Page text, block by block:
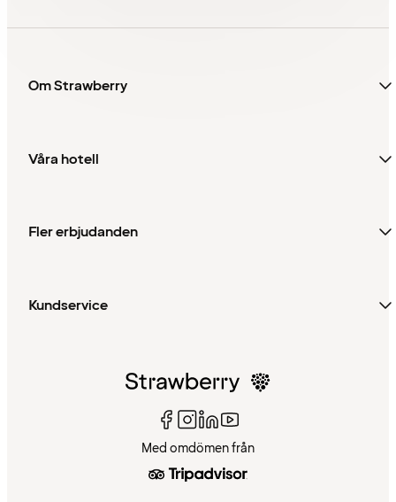
Om Strawberry
Våra hotell
Fler erbjudanden
Kundservice
Med omdömen från